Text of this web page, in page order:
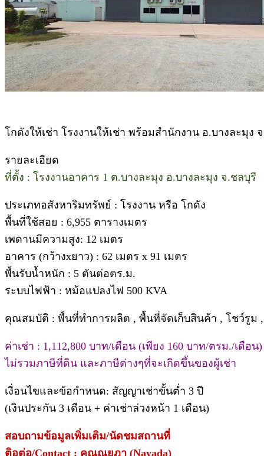
โกดังให้เช่า โรงงานให้เช่า พร้อมสำนักงาน อ.บางละมุง
รายละเอียด
ที่ตั้ง : โรงงานอาคาร 1 ต.บางละมุง อ.บางละมุง จ.ชลบุรี
ประเภทอสังหาริมทรัพย์ : โรงงาน หรือ โกดัง
พื้นที่ใช้สอย : 6,955 ตารางเมตร
เพดานมีความสูง: 12 เมตร
อาคาร (กว้างxยาว) : 62 เมตร x 91 เมตร
พื้นรับน้ำหนัก : 5 ตันต่อตร.ม.
ระบบไฟฟ้า : หม้อแปลงไฟ 500 KVA
คุณสมบัติ : พื้นที่ทำการผลิต , พื้นที่จัดเก็บสินค้า , โชว์รูม
ค่าเช่า : 1,112,800 บาท/เดือน (เพียง 160 บาท/ตรม./เดือน)
ไม่รวมภาษีที่ดิน และภาษีต่างๆที่จะเกิดขึ้นของผู้เช่า
เงื่อนไขและข้อกำหนด: สัญญาเช่าขั้นต่ำ 3 ปี
(เงินประกัน 3 เดือน + ค่าเช่าล่วงหน้า 1 เดือน)
สอบถามข้อมูลเพิ่มเติม/นัดชมสถานที่
ติอต่อ/Contact : คุณณยฎา (Nayada)